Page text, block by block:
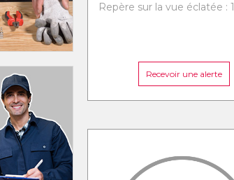
Repère sur la vue éclatée : 1
Recevoir une alerte